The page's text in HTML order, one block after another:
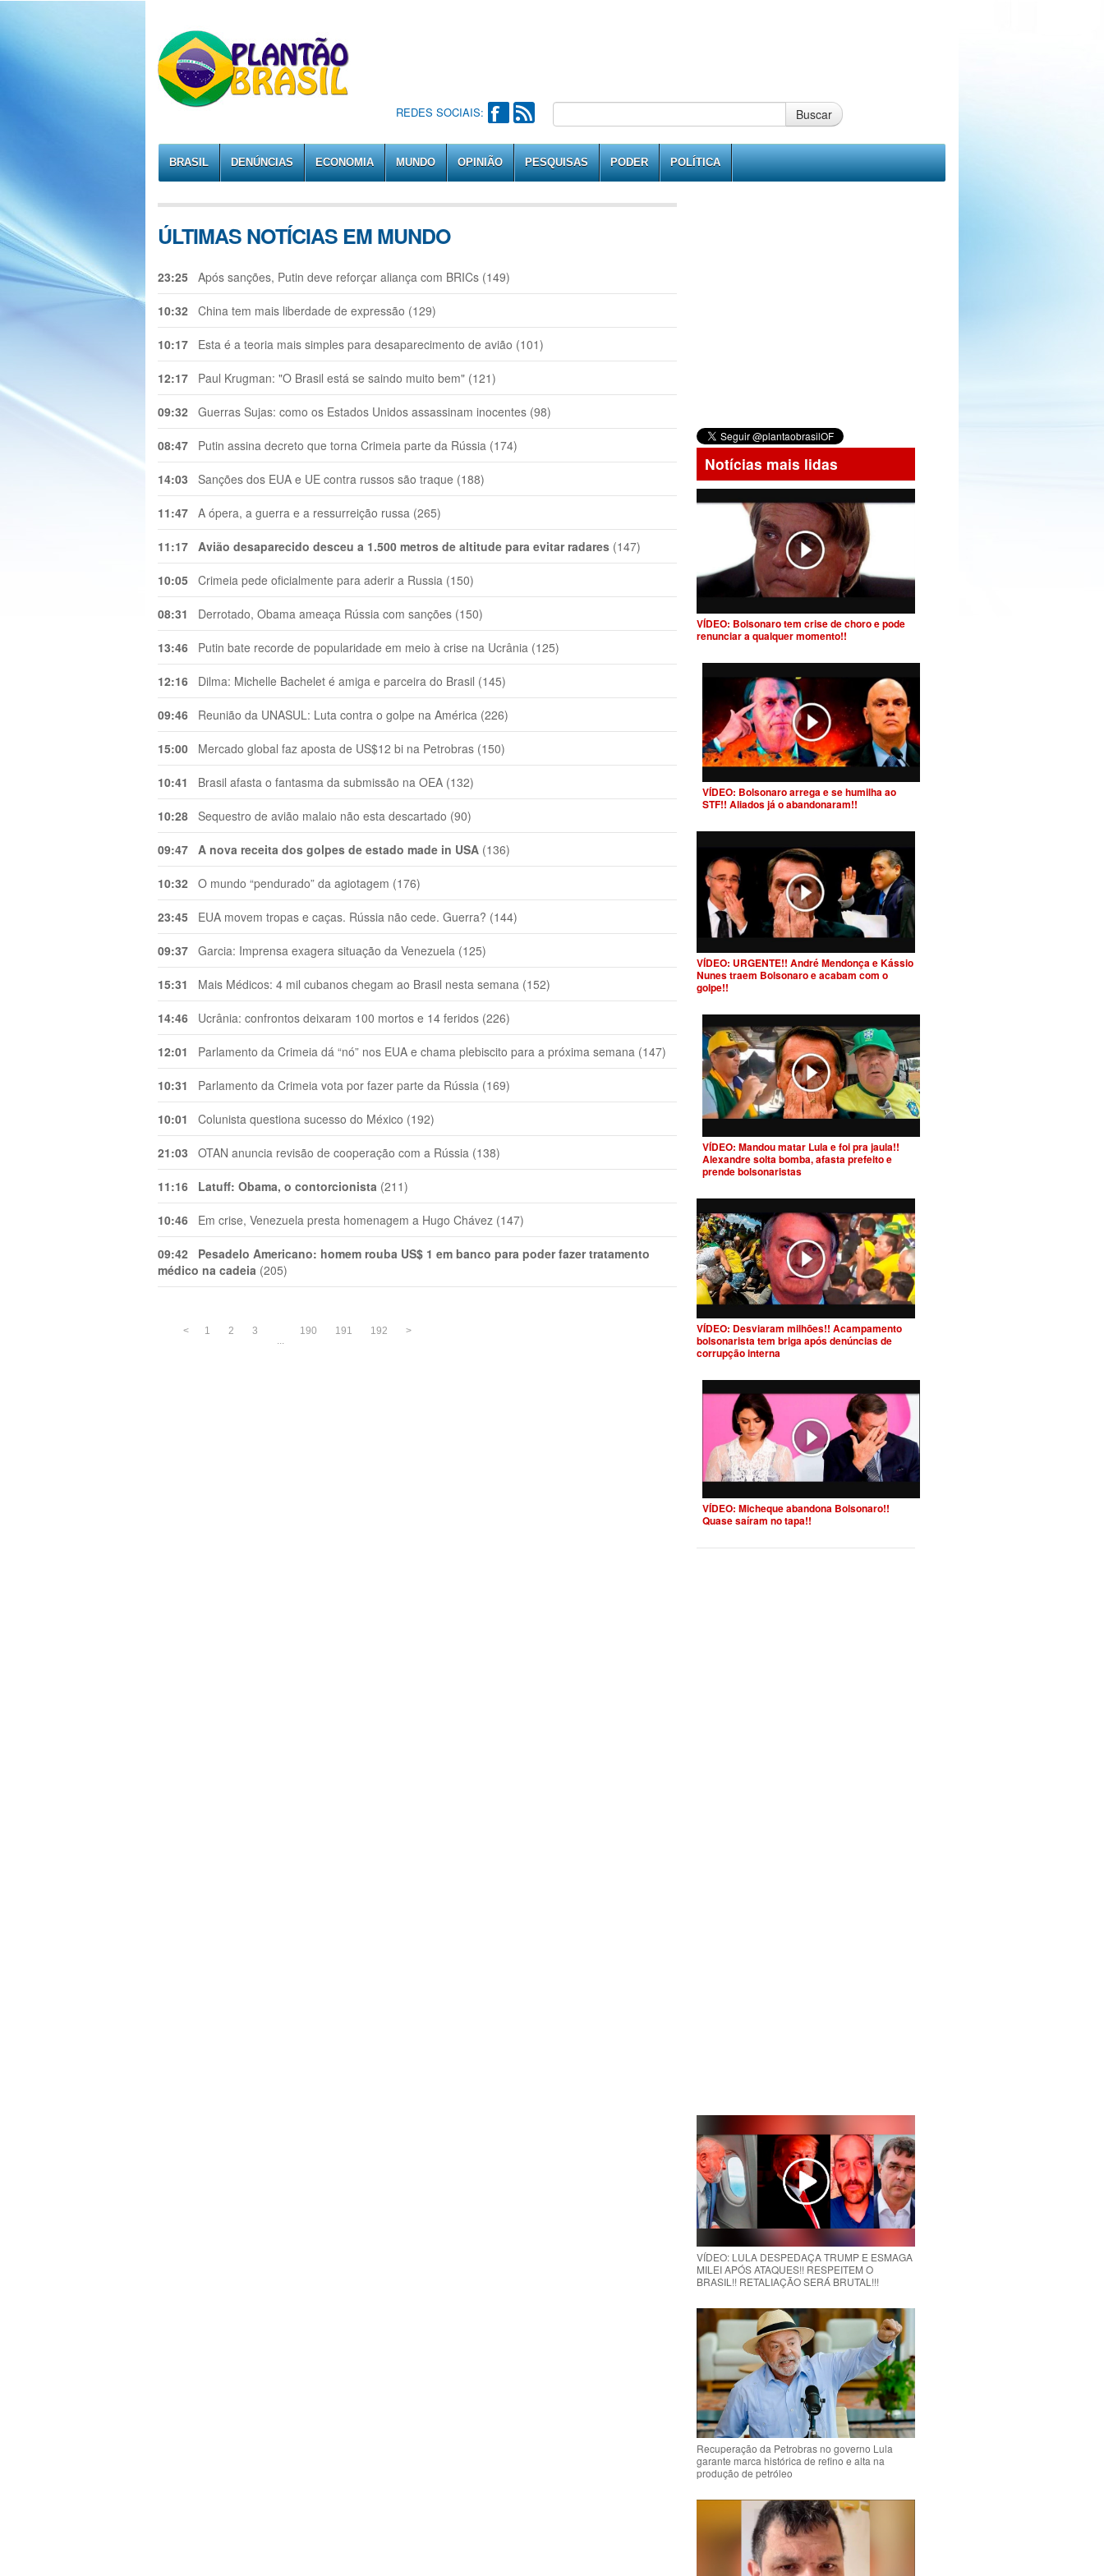
REDES SOCIAIS: Buscar
BRASIL DENÚNCIAS ECONOMIA MUNDO OPINIÃO PESQUISAS PODER POLÍTICA
ÚLTIMAS NOTÍCIAS EM MUNDO
23:25 Após sanções, Putin deve reforçar aliança com BRICs (149)
10:32 China tem mais liberdade de expressão (129)
10:17 Esta é a teoria mais simples para desaparecimento de avião (101)
12:17 Paul Krugman: "O Brasil está se saindo muito bem" (121)
09:32 Guerras Sujas: como os Estados Unidos assassinam inocentes (98)
08:47 Putin assina decreto que torna Crimeia parte da Rússia (174)
14:03 Sanções dos EUA e UE contra russos são traque (188)
11:47 A ópera, a guerra e a ressurreição russa (265)
11:17 Avião desaparecido desceu a 1.500 metros de altitude para evitar radares (147)
10:05 Crimeia pede oficialmente para aderir a Russia (150)
08:31 Derrotado, Obama ameaça Rússia com sanções (150)
13:46 Putin bate recorde de popularidade em meio à crise na Ucrânia (125)
12:16 Dilma: Michelle Bachelet é amiga e parceira do Brasil (145)
09:46 Reunião da UNASUL: Luta contra o golpe na América (226)
15:00 Mercado global faz aposta de US$12 bi na Petrobras (150)
10:41 Brasil afasta o fantasma da submissão na OEA (132)
10:28 Sequestro de avião malaio não esta descartado (90)
09:47 A nova receita dos golpes de estado made in USA (136)
10:32 O mundo “pendurado” da agiotagem (176)
23:45 EUA movem tropas e caças. Rússia não cede. Guerra? (144)
09:37 Garcia: Imprensa exagera situação da Venezuela (125)
15:31 Mais Médicos: 4 mil cubanos chegam ao Brasil nesta semana (152)
14:46 Ucrânia: confrontos deixaram 100 mortos e 14 feridos (226)
12:01 Parlamento da Crimeia dá “nó” nos EUA e chama plebiscito para a próxima semana (147)
10:31 Parlamento da Crimeia vota por fazer parte da Rússia (169)
10:01 Colunista questiona sucesso do México (192)
21:03 OTAN anuncia revisão de cooperação com a Rússia (138)
11:16 Latuff: Obama, o contorcionista (211)
10:46 Em crise, Venezuela presta homenagem a Hugo Chávez (147)
09:42
Pesadelo Americano: homem rouba US$ 1 em banco para poder fazer tratamento
médico na cadeia (205)
< 1 2
3
...
190 191 192 >
Notícias mais lidas
VÍDEO: Bolsonaro tem crise de choro e pode
renunciar a qualquer momento!!
VÍDEO: Bolsonaro arrega e se humilha ao
STF!! Aliados já o abandonaram!!
VÍDEO: URGENTE!! André Mendonça e Kássio
Nunes traem Bolsonaro e acabam com o
golpe!!
VÍDEO: Mandou matar Lula e foi pra jaula!!
Alexandre solta bomba, afasta prefeito e
prende bolsonaristas
VÍDEO: Desviaram milhões!! Acampamento
bolsonarista tem briga após denúncias de
corrupção interna
VÍDEO: Micheque abandona Bolsonaro!!
Quase saíram no tapa!!
VÍDEO: LULA DESPEDAÇA TRUMP E ESMAGA
MILEI APÓS ATAQUES!! RESPEITEM O
BRASIL!! RETALIAÇÃO SERÁ BRUTAL!!!
Recuperação da Petrobras no governo Lula
garante marca histórica de refino e alta na
produção de petróleo